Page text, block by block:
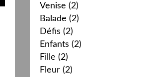
Venise (2)
Balade (2)
Défis (2)
Enfants (2)
Fille (2)
Fleur (2)